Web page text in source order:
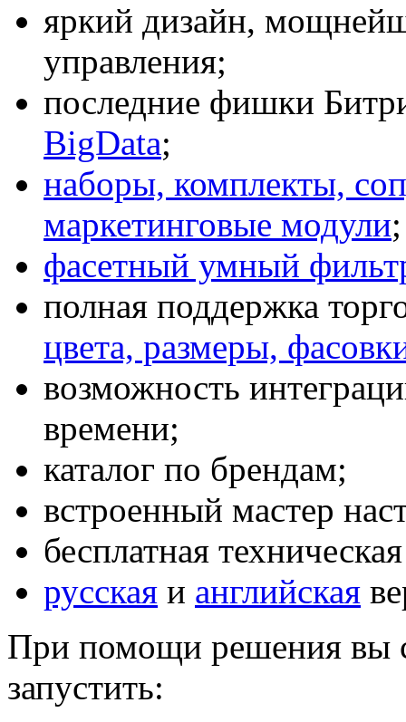
яркий дизайн,
управления;
последние фишки
BigData;
наборы, комплекты,
маркетинговые модули;
фасетный умный
полная поддержка
цвета, размеры,
возможность
времени;
каталог по брендам;
встроенный мастер
бесплатная
русская и английская
При помощи решения вы
запустить: